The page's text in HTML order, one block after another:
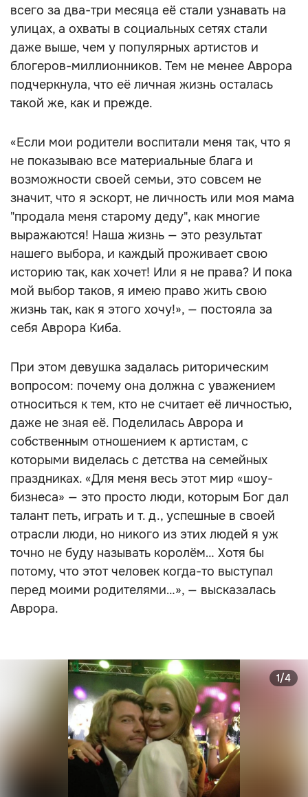
всего за два-три месяца её стали узнавать на
улицах, а охваты в социальных сетях стали
даже выше, чем у популярных артистов и
блогеров-миллионников. Тем не менее Аврора
подчеркнула, что её личная жизнь осталась
такой же, как и прежде.
«Если мои родители воспитали меня так, что я
не показываю все материальные блага и
возможности своей семьи, это совсем не
значит, что я эскорт, не личность или моя мама
"продала меня старому деду", как многие
выражаются! Наша жизнь — это результат
нашего выбора, и каждый проживает свою
историю так, как хочет! Или я не права? И пока
мой выбор таков, я имею право жить свою
жизнь так, как я этого хочу!», — постояла за
себя Аврора Киба.
При этом девушка задалась риторическим
вопросом: почему она должна с уважением
относиться к тем, кто не считает её личностью,
даже не зная её. Поделилась Аврора и
собственным отношением к артистам, с
которыми виделась с детства на семейных
праздниках. «Для меня весь этот мир «шоу-
бизнеса» — это просто люди, которым Бог дал
талант петь, играть и т. д., успешные в своей
отрасли люди, но никого из этих людей я уж
точно не буду называть королём… Хотя бы
потому, что этот человек когда-то выступал
перед моими родителями…», — высказалась
Аврора.
1/4